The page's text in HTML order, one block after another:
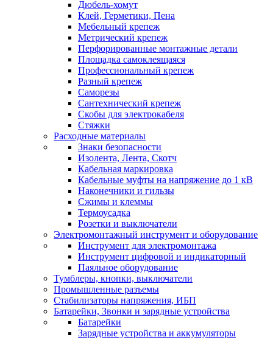
Дюбель-хомут
Клей, Герметики, Пена
Мебельный крепеж
Метрический крепеж
Перфорированные монтажные детали
Площадка самоклеящаяся
Профессиональный крепеж
Разный крепеж
Саморезы
Сантехнический крепеж
Скобы для электрокабеля
Стяжки
Расходные материалы
Знаки безопасности
Изолента, Лента, Скотч
Кабельная маркировка
Кабельные муфты на напряжение до 1 кВ
Наконечники и гильзы
Сжимы и клеммы
Термоусадка
Розетки и выключатели
Электромонтажный инструмент и оборудование
Инструмент для электромонтажа
Инструмент цифровой и индикаторный
Паяльное оборудование
Тумблеры, кнопки, выключатели
Промышленные разъемы
Стабилизаторы напряжения, ИБП
Батарейки, Звонки и зарядные устройства
Батарейки
Зарядные устройства и аккумуляторы